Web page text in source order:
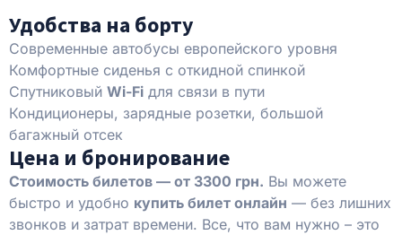
Удобства на борту
Современные автобусы европейского уровня
Комфортные сиденья с откидной спинкой
Спутниковый Wi-Fi для связи в пути
Кондиционеры, зарядные розетки, большой
багажный отсек
Цена и бронирование
Стоимость билетов — от 3300 грн. Вы можете
быстро и удобно купить билет онлайн — без лишних
звонков и затрат времени. Все, что вам нужно – это